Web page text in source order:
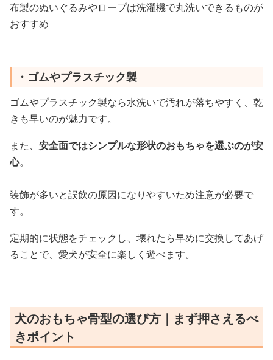
布製のぬいぐるみやロープは洗濯機で丸洗いできるものが
おすすめ
・ゴムやプラスチック製
ゴムやプラスチック製なら水洗いで汚れが落ちやすく、乾
きも早いのが魅力です。
また、 安全面ではシンプルな形状のおもちゃを選ぶのが安
心。
装飾が多いと誤飲の原因になりやすいため注意が必要で
す。
定期的に状態をチェックし、壊れたら早めに交換してあげ
ることで、愛犬が安全に楽しく遊べます。
犬のおもちゃ骨型の選び方｜まず押さえるべ
きポイント